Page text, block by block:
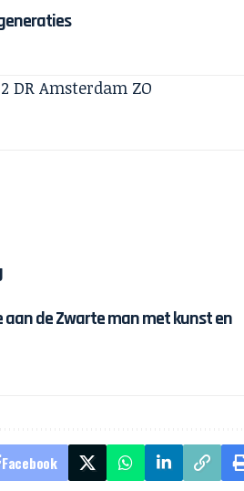
DR Amsterdam ZO
aan de Zwarte man met kunst en
Facebook